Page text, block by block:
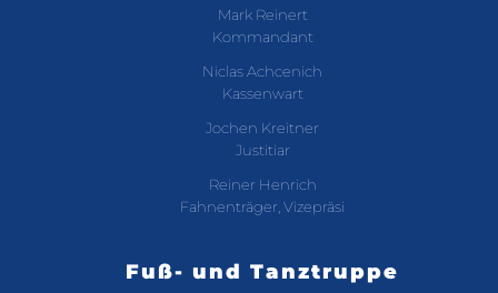
Mark Reinert
Kommandant
Niclas Achcenich
Kassenwart
Jochen Kreitner
Justitiar
Reiner Henrich
Fahnenträger, Vizepräsi
Fuß- und Tanztruppe